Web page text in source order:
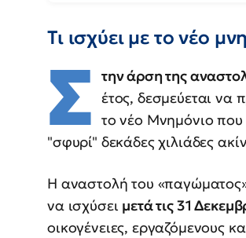
Τι ισχύει με το νέο
Σ την άρση της
έτος, δεσμεύεται
το νέο Μνημόνιο που
"σφυρί" δεκάδες χιλιάδες
Η αναστολή του
να ισχύσει μετά τις 31
οικογένειες, εργαζόμενους